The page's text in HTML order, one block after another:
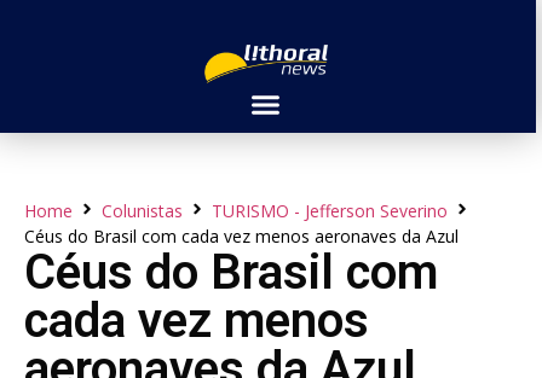
Home Colunistas
TURISMO - Jefferson Severino
Céus do Brasil com cada vez menos aeronaves da Azul
Céus do Brasil com
cada vez menos